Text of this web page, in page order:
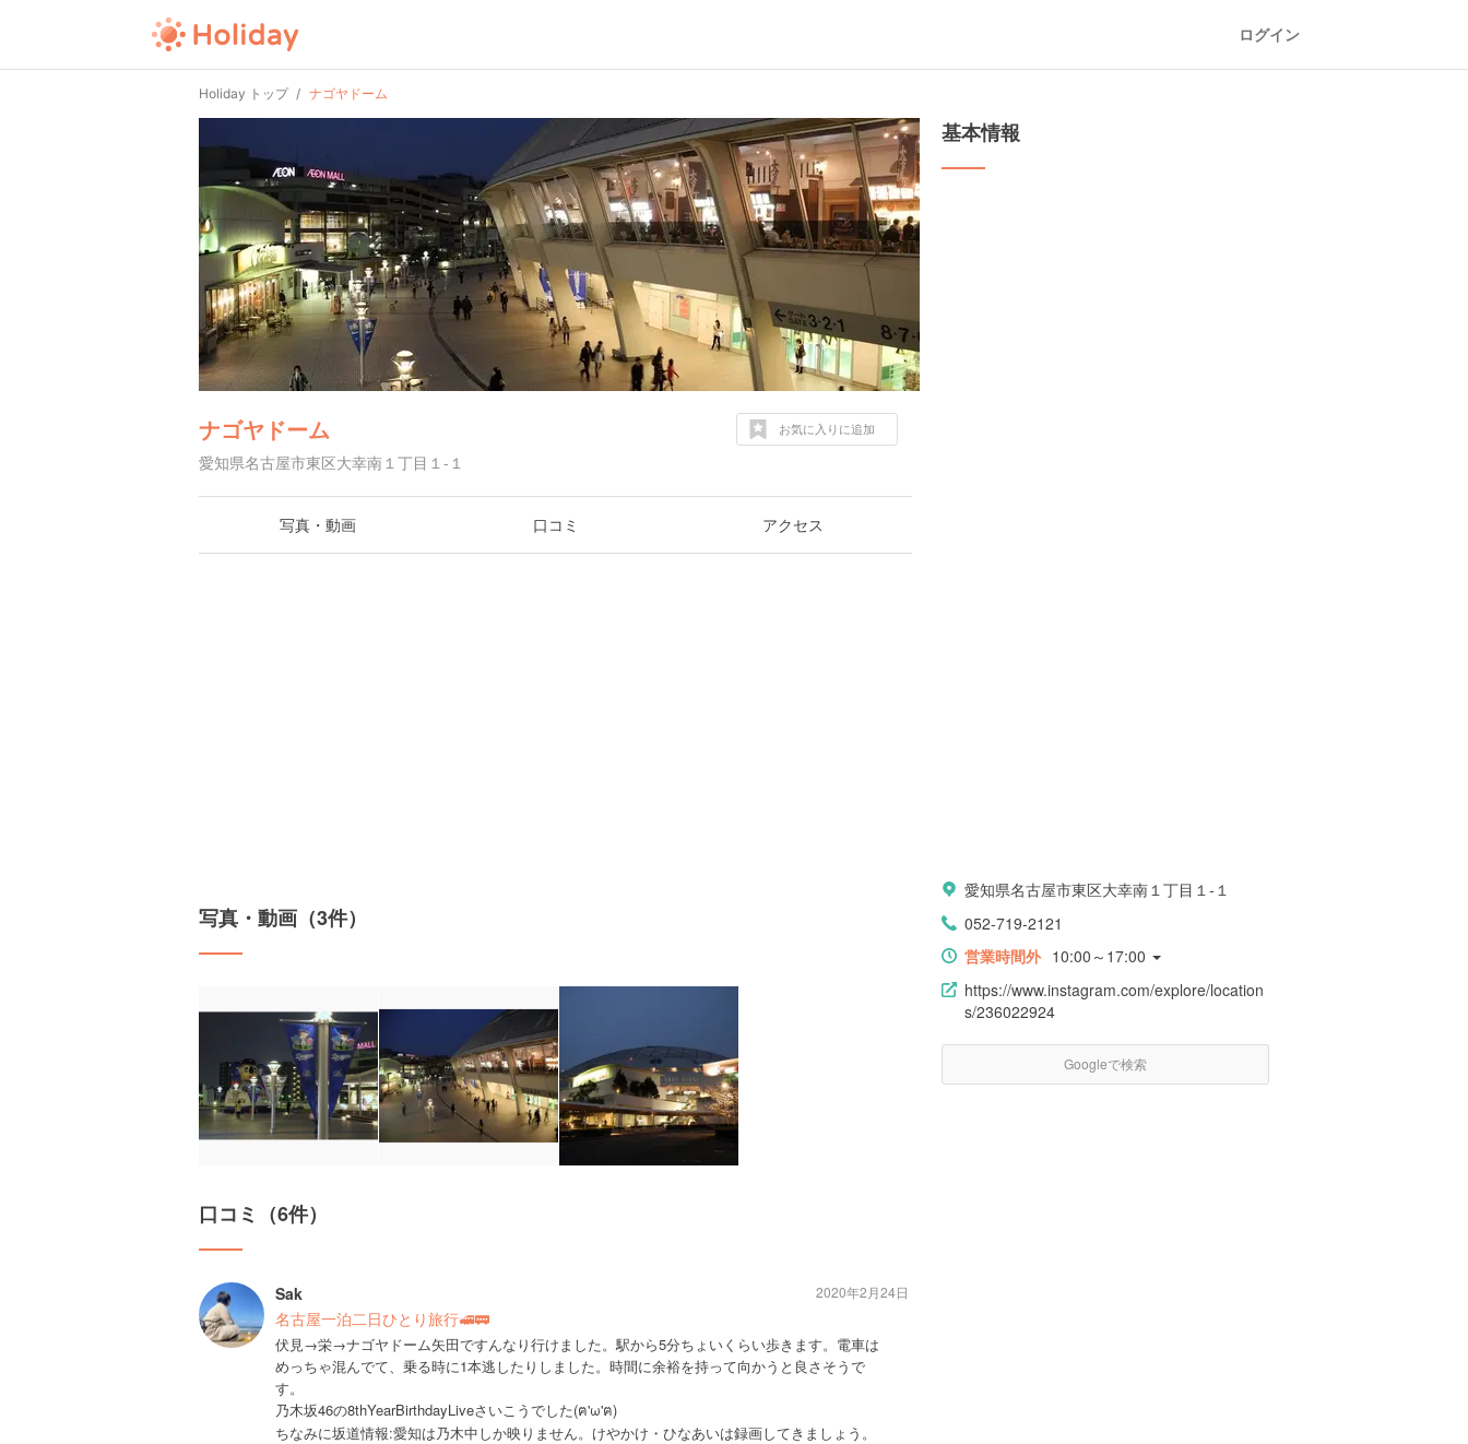
ログイン
Holiday トップ ナゴヤドーム
ナゴヤドーム
愛知県名古屋市東区大幸南１丁目１-１
お気に入りに追加
写真・動画 口コミ アクセス
写真・動画（3件）
口コミ（6件）
Sak
名古屋一泊二日ひとり旅行🚅🚃
伏見→栄→ナゴヤドーム矢田ですんなり行けました。駅から5分ちょいくらい歩きます。電車は
めっちゃ混んでて、乗る時に1本逃したりしました。時間に余裕を持って向かうと良さそうで
す。
乃木坂46の8thYearBirthdayLiveさいこうでした(ฅ'ω'ฅ)
ちなみに坂道情報:愛知は乃木中しか映りません。けやかけ・ひなあいは録画してきましょう。
2020年2月24日
基本情報
愛知県名古屋市東区大幸南１丁目１-１
052-719-2121
営業時間外 10:00～17:00
https://www.instagram.com/explore/location
s/236022924
Googleで検索